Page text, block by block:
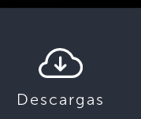
Descargas